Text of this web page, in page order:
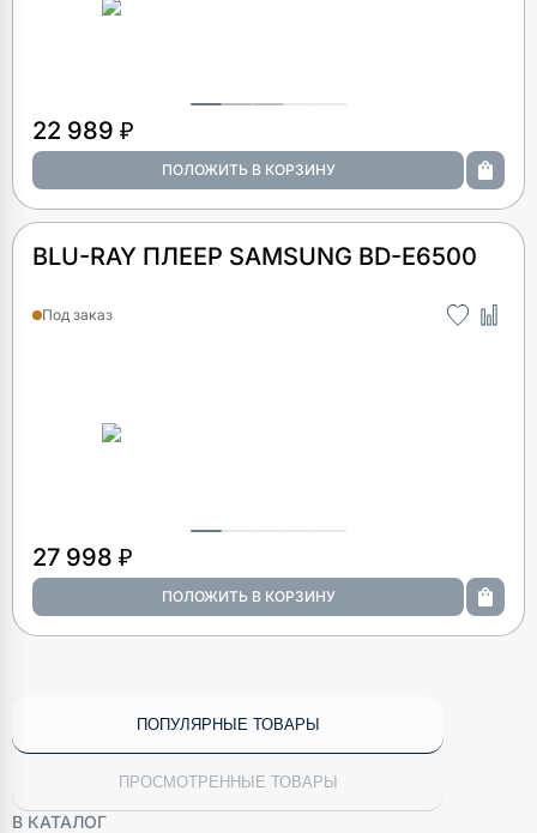
22 989 ₽
BLU-RAY ПЛЕЕР SAMSUNG BD-E6500
Под заказ
27 998 ₽
ПОПУЛЯРНЫЕ ТОВАРЫ
ПРОСМОТРЕННЫЕ ТОВАРЫ
В КАТАЛОГ